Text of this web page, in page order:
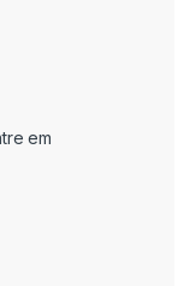
em